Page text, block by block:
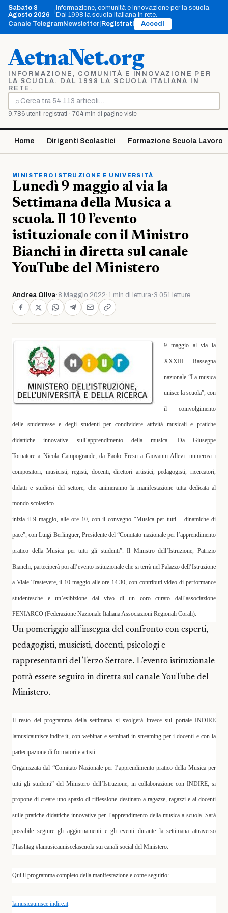
Vai
contenuto
Sabato 8
Agosto 2026
Informazione, comunità e innovazione per la scuola.
Dal 1998 la scuola italiana in rete.
Canale TelegramNewsletter Registrati Accedi
AetnaNet.org
INFORMAZIONE, COMUNITÀ E INNOVAZIONE PER
LA SCUOLA. DAL 1998 LA SCUOLA ITALIANA IN
RETE.
⌕
Cerca
9.786 utenti registrati · 704 mln di pagine viste
Home Dirigenti Scolastici Formazione Scuola Lavoro
MINISTERO ISTRUZIONE E UNIVERSITÀ
Lunedì 9 maggio al via la
Settimana della Musica a
scuola. Il 10 l’evento
istituzionale con il Ministro
Bianchi in diretta sul canale
YouTube del Ministero
Andrea Oliva· 8 Maggio 2022 ·1 min di lettura· 3.051 letture
9 maggio al via la
XXXIII Rassegna
nazionale “La musica
unisce la scuola”, con
il coinvolgimento
delle studentesse e degli studenti per condividere attività musicali e pratiche
didattiche innovative sull’apprendimento della musica. Da Giuseppe
Tornatore a Nicola Campogrande, daPaolo FresuaGiovanni Allevi: numerosi i
compositori, musicisti, registi, docenti, direttori artistici, pedagogisti, ricercatori,
didatti e studiosi del settore, che animeranno la manifestazione tutta dedicata al
mondo scolastico.
inizia il 9 maggio, alle ore 10, con il convegno “Musica per tutti – dinamiche di
pace”, conLuigi Berlinguer, Presidente del “Comitato nazionale per l’apprendimento
pratico della Musica per tutti gli studenti”. Il Ministro dell’Istruzione, Patrizio
Bianchi, parteciperà poi all’evento istituzionale che si terrà nel Palazzo dell’Istruzione
a Viale Trastevere, il 10 maggio alle ore 14.30, con contributi video di performance
studentesche e un’esibizione dal vivo di un coro curato dall’associazione
FENIARCO (Federazione Nazionale Italiana Associazioni Regionali Corali).
Un pomeriggio all’insegna del confronto con esperti,
pedagogisti, musicisti, docenti, psicologi e
rappresentanti del Terzo Settore. L’evento istituzionale
potrà essere seguito in diretta sul canale YouTube del
Ministero.
Il resto del programma della settimana si svolgerà invece sul portale INDIRE
lamusicaunisce.indire.it, con webinar e seminari in streaming per i docenti e con la
partecipazione di formatori e artisti.
Organizzata dal “Comitato Nazionale per l’apprendimento pratico della Musica per
tutti gli studenti” del Ministero dell’Istruzione, in collaborazione con INDIRE, si
propone di creare uno spazio di riflessione destinato a ragazze, ragazzi e ai docenti
sulle pratiche didattiche innovative per l’apprendimento della musica a scuola. Sarà
possibile seguire gli aggiornamenti e gli eventi durante la settimana attraverso
l’hashtag #lamusicauniscelascuola sui canali social del Ministero.
Qui il programma completo della manifestazione e come seguirlo:
lamusicaunisce.indire.it